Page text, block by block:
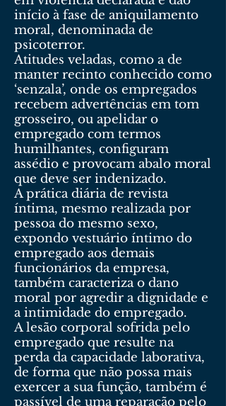
início à fase de aniquilamento
moral, denominada de
psicoterror.
Atitudes veladas, como a de
manter recinto conhecido como
‘senzala’, onde os empregados
recebem advertências em tom
grosseiro, ou apelidar o
empregado com termos
humilhantes, configuram
assédio e provocam abalo moral
que deve ser indenizado.
A prática diária de revista
íntima, mesmo realizada por
pessoa do mesmo sexo,
expondo vestuário íntimo do
empregado aos demais
funcionários da empresa,
também caracteriza o dano
moral por agredir a dignidade e
a intimidade do empregado.
A lesão corporal sofrida pelo
empregado que resulte na
perda da capacidade laborativa,
de forma que não possa mais
exercer a sua função, também é
passível de uma reparação pelo